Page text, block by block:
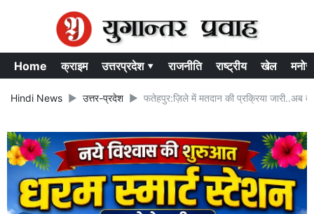
Home क्राइम उत्तरप्रदेश ▾ राजनीति राष्ट्रीय खेल
Hindi News उत्तर-प्रदेश फतेहपुर:ज़िले में मतदान की प्रक्रिया जारी..अब